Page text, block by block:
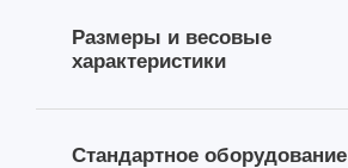
Размеры и весовые
характеристики
Стандартное оборудование